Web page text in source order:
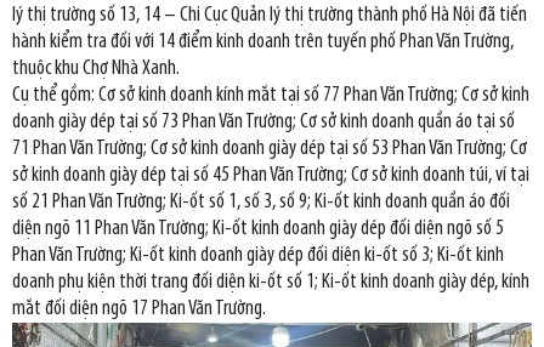
lý thị trường số 13, 14 – Chi Cục Quản lý thị trường thành phố Hà Nội đã tiến
hành kiểm tra đối với 14 điểm kinh doanh trên tuyến phố Phan Văn Trường,
thuộc khu Chợ Nhà Xanh.
Cụ thể gồm: Cơ sở kinh doanh kính mắt tại số 77 Phan Văn Trường; Cơ sở kinh
doanh giày dép tại số 73 Phan Văn Trường; Cơ sở kinh doanh quần áo tại số
71 Phan Văn Trường; Cơ sở kinh doanh giày dép tại số 53 Phan Văn Trường; Cơ
sở kinh doanh giày dép tại số 45 Phan Văn Trường; Cơ sở kinh doanh túi, ví tại
số 21 Phan Văn Trường; Ki-ốt số 1, số 3, số 9; Ki-ốt kinh doanh quần áo đối
diện ngõ 11 Phan Văn Trường; Ki-ốt kinh doanh giày dép đối diện ngõ số 5
Phan Văn Trường; Ki-ốt kinh doanh giày dép đối diện ki-ốt số 3; Ki-ốt kinh
doanh phụ kiện thời trang đối diện ki-ốt số 1; Ki-ốt kinh doanh giày dép, kính
mắt đối diện ngõ 17 Phan Văn Trường.